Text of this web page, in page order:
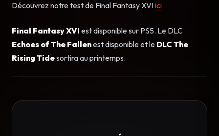
Découvrez notre test de Final Fantasy XVIici
Final Fantasy XVI est disponible sur PS5. Le DLC
Echoes of The Fallenest disponible et le DLC The
Rising Tidesortira au printemps.